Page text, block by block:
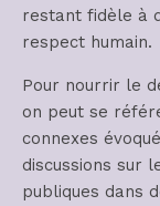
restant fidèle à
respect humain.
Pour nourrir le
on peut se
connexes
discussions sur
publiques dans